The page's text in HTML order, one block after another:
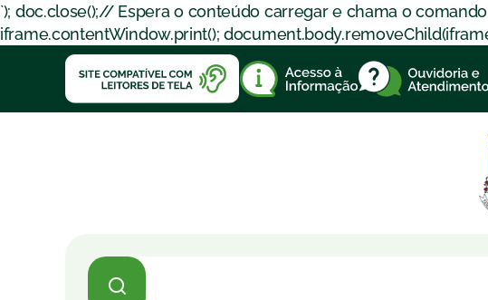
`); doc.close();// Espera o conteúdo carregar e chama o
iframe.contentWindow.print();